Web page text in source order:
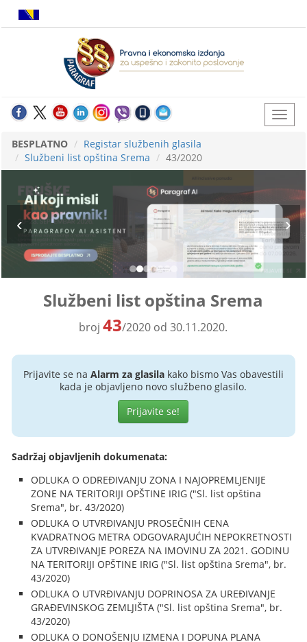
BESPLATNO
Registar službenih glasila
Službeni list opština Srema
43/2020
Službeni list opština Srema
broj43/2020 od 30.11.2020.
Prijavite se na Alarm za glasilakako bismo Vas obavestili
kada je objavljeno novo službeno glasilo.
Prijavite se!
Sadržaj objavljenih dokumenata:
ODLUKA O ODREĐIVANJU ZONA I NAJOPREMLJENIJE
ZONE NA TERITORIJI OPŠTINE IRIG ("Sl. list opština
Srema", br. 43/2020)
ODLUKA O UTVRĐIVANJU PROSEČNIH CENA
KVADRATNOG METRA ODGOVARAJUĆIH NEPOKRETNOSTI
ZA UTVRĐIVANJE POREZA NA IMOVINU ZA 2021. GODINU
NA TERITORIJI OPŠTINE IRIG ("Sl. list opština Srema", br.
43/2020)
ODLUKA O UTVRĐIVANJU DOPRINOSA ZA UREĐIVANJE
GRAĐEVINSKOG ZEMLJIŠTA ("Sl. list opština Srema", br.
43/2020)
ODLUKA O DONOŠENJU IZMENA I DOPUNA PLANA